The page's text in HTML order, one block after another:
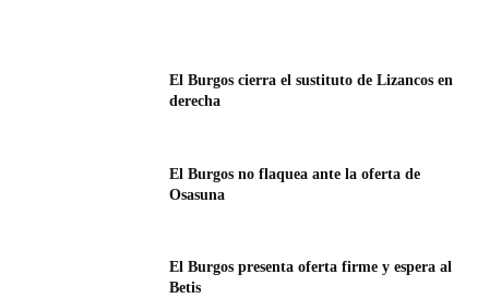
El Burgos cierra el sustituto de Lizancos en
derecha
El Burgos no flaquea ante la oferta de
Osasuna
El Burgos presenta oferta firme y espera al
Betis